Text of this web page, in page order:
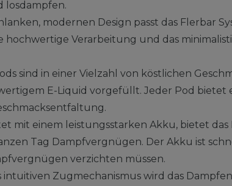
losdampfen.
modernen Design passt das Flerbar
hochwertige Verarbeitung und das
sind in einer Vielzahl von köstlichen
E-Liquid vorgefüllt. Jeder Pod bietet
mit einem leistungsstarken Akku, bietet das
Tag Dampfvergnügen. Der Akku ist
verzichten müssen.
intuitiven Zugmechanismus wird das